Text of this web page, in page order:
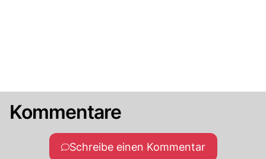
Kommentare
Schreibe einen Kommentar